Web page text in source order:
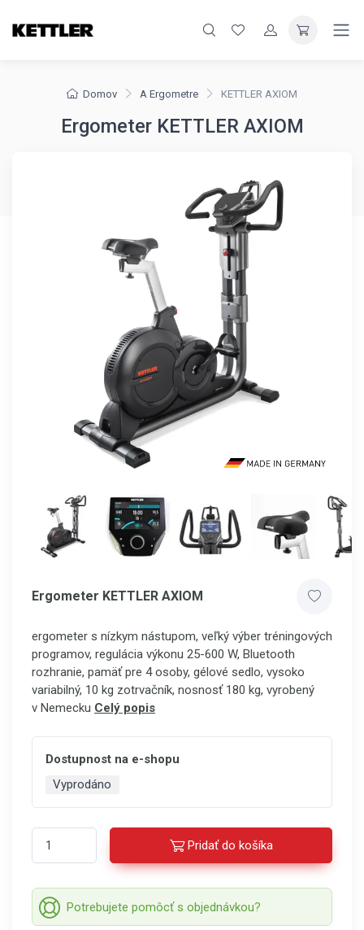
Domov A Ergometre KETTLER AXIOM
Ergometer KETTLER AXIOM
Ergometer KETTLER AXIOM
ergometer s nízkym nástupom, veľký výber tréningových
programov, regulácia výkonu 25-600 W, Bluetooth
rozhranie, pamäť pre 4 osoby, gélové sedlo, vysoko
variabilný, 10 kg zotrvačník, nosnosť 180 kg, vyrobený
v Nemecku Celý popis
Dostupnost na e-shopu
Vyprodáno
Pridať do košíka
Potrebujete pomôcť s objednávkou?